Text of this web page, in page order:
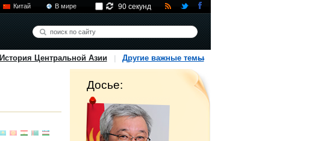
Китай В мире 90 секунд
История Центральной Азии Другие важные темы
Досье: